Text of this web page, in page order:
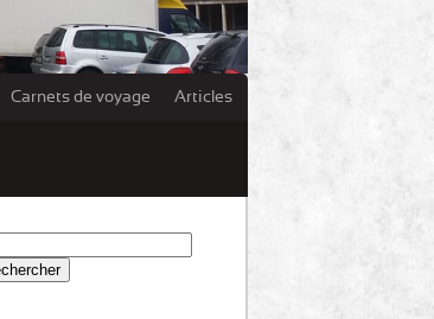
Carnets de voyage Articles
: